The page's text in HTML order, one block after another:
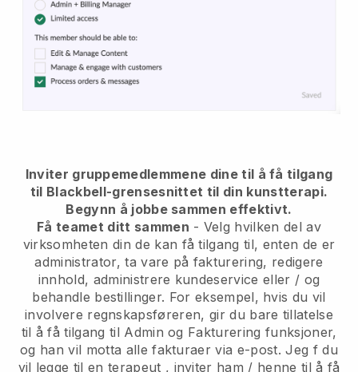
Inviter gruppemedlemmene dine til å få tilgang
til Blackbell-grensesnittet til din kunstterapi.
Begynn å jobbe sammen effektivt.
Få teamet ditt sammen - Velg hvilken del av
virksomheten din de kan få tilgang til, enten de er
administrator, ta vare på fakturering, redigere
innhold, administrere kundeservice eller / og
behandle bestillinger. For eksempel, hvis du vil
involvere regnskapsføreren, gir du bare tillatelse
til å få tilgang til Admin og Fakturering funksjoner,
og han vil motta alle fakturaer via e-post. Jeg f du
vil legge til en terapeut , inviter ham / henne til å få